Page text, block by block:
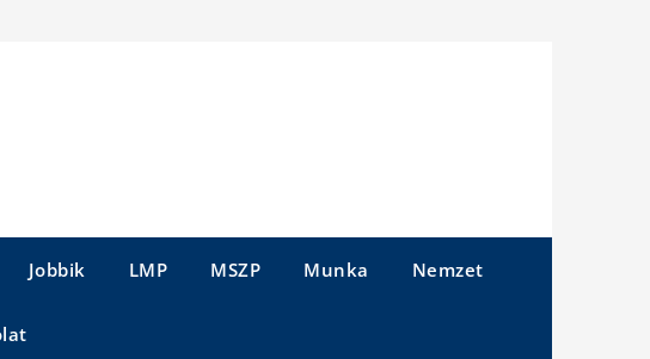
Jobbik LMP MSZP Munka Nemzet